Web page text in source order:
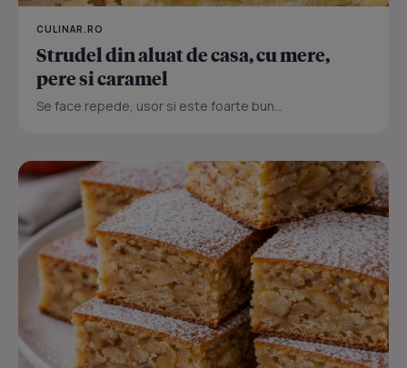
CULINAR.RO
Strudel din aluat de casa, cu mere,
pere si caramel
Se face repede, usor si este foarte bun...